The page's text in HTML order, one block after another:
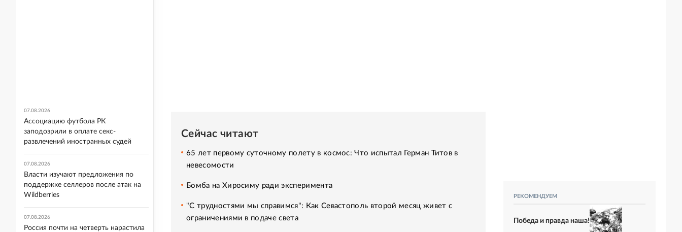
Сейчас читают
65 лет первому суточному полету в космос: Что испытал Герман Титов в
невесомости
Бомба на Хиросиму ради эксперимента
"С трудностями мы справимся": Как Севастополь второй месяц живет с
ограничениями в подаче света
РЕКОМЕНДУЕМ
Победа и правда наша!
07.08.2026
Ассоциацию футбола РК
заподозрили в оплате секс-
развлечений иностранных судей
07.08.2026
Власти изучают предложения по
поддержке селлеров после атак на
Wildberries
07.08.2026
Россия почти на четверть нарастила